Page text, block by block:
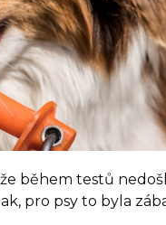
během testů
pro psy to byla